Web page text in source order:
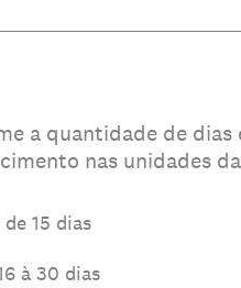
a quantidade de
nas unidades
de 15 dias
à 30 dias